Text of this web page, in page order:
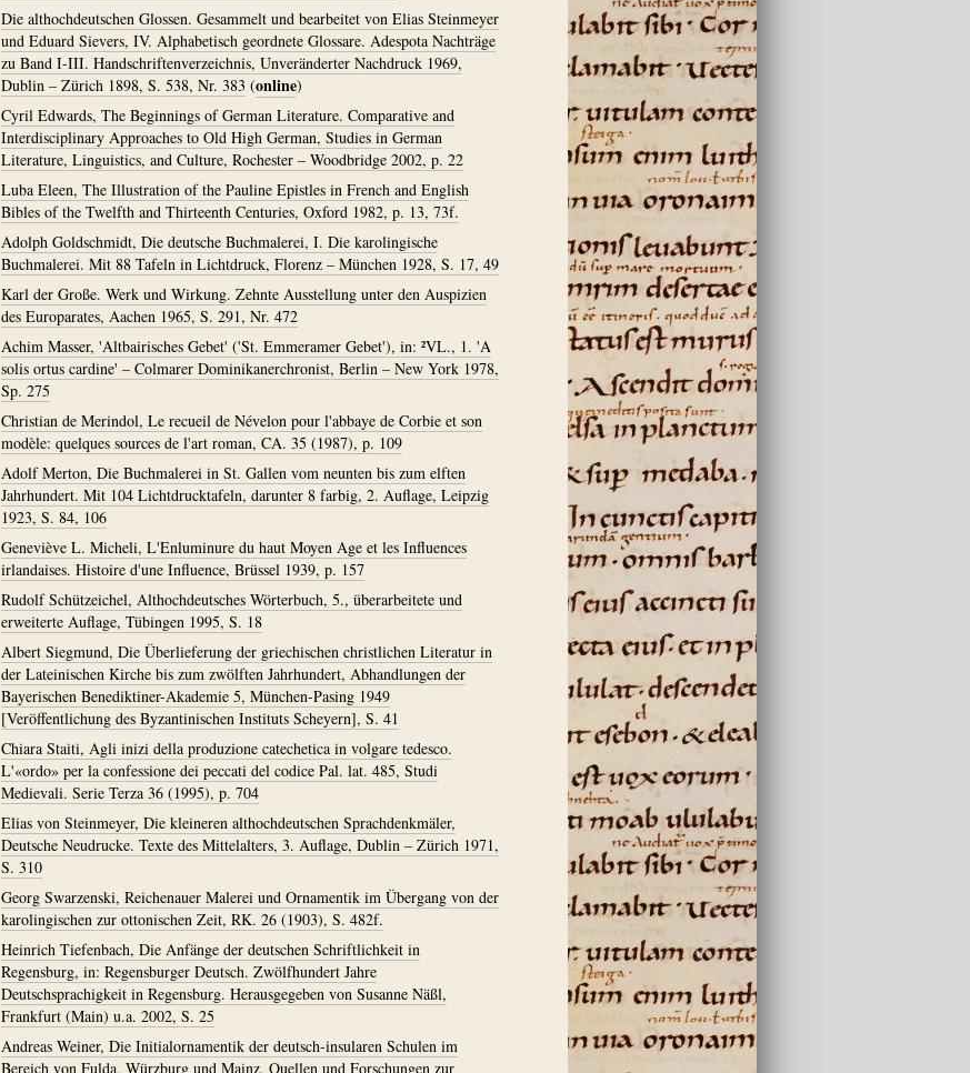
Die althochdeutschen Glossen. Gesammelt und bearbeitet von Elias Steinmeyer
und Eduard Sievers, IV. Alphabetisch geordnete Glossare. Adespota Nachträge
zu Band I-III. Handschriftenverzeichnis, Unveränderter Nachdruck 1969,
Dublin – Zürich 1898, S. 538, Nr. 383 (online)
Cyril Edwards, The Beginnings of German Literature. Comparative and
Interdisciplinary Approaches to Old High German, Studies in German
Literature, Linguistics, and Culture, Rochester – Woodbridge 2002, p. 22
Luba Eleen, The Illustration of the Pauline Epistles in French and English
Bibles of the Twelfth and Thirteenth Centuries, Oxford 1982, p. 13, 73f.
Adolph Goldschmidt, Die deutsche Buchmalerei, I. Die karolingische
Buchmalerei. Mit 88 Tafeln in Lichtdruck, Florenz – München 1928, S. 17, 49
Karl der Große. Werk und Wirkung. Zehnte Ausstellung unter den Auspizien
des Europarates, Aachen 1965, S. 291, Nr. 472
Achim Masser, 'Altbairisches Gebet' ('St. Emmeramer Gebet'), in: ²VL., 1. 'A
solis ortus cardine' – Colmarer Dominikanerchronist, Berlin – New York 1978,
Sp. 275
Christian de Merindol, Le recueil de Névelon pour l'abbaye de Corbie et son
modèle: quelques sources de l'art roman, CA. 35 (1987), p. 109
Adolf Merton, Die Buchmalerei in St. Gallen vom neunten bis zum elften
Jahrhundert. Mit 104 Lichtdrucktafeln, darunter 8 farbig, 2. Auflage, Leipzig
1923, S. 84, 106
Geneviève L. Micheli, L'Enluminure du haut Moyen Age et les Influences
irlandaises. Histoire d'une Influence, Brüssel 1939, p. 157
Rudolf Schützeichel, Althochdeutsches Wörterbuch, 5., überarbeitete und
erweiterte Auflage, Tübingen 1995, S. 18
Albert Siegmund, Die Überlieferung der griechischen christlichen Literatur in
der Lateinischen Kirche bis zum zwölften Jahrhundert, Abhandlungen der
Bayerischen Benediktiner-Akademie 5, München-Pasing 1949
[Veröffentlichung des Byzantinischen Instituts Scheyern], S. 41
Chiara Staiti, Agli inizi della produzione catechetica in volgare tedesco.
L'«ordo» per la confessione dei peccati del codice Pal. lat. 485, Studi
Medievali. Serie Terza 36 (1995), p. 704
Elias von Steinmeyer, Die kleineren althochdeutschen Sprachdenkmäler,
Deutsche Neudrucke. Texte des Mittelalters, 3. Auflage, Dublin – Zürich 1971,
S. 310
Georg Swarzenski, Reichenauer Malerei und Ornamentik im Übergang von der
karolingischen zur ottonischen Zeit, RK. 26 (1903), S. 482f.
Heinrich Tiefenbach, Die Anfänge der deutschen Schriftlichkeit in
Regensburg, in: Regensburger Deutsch. Zwölfhundert Jahre
Deutschsprachigkeit in Regensburg. Herausgegeben von Susanne Näßl,
Frankfurt (Main) u.a. 2002, S. 25
Andreas Weiner, Die Initialornamentik der deutsch-insularen Schulen im
Bereich von Fulda, Würzburg und Mainz, Quellen und Forschungen zur